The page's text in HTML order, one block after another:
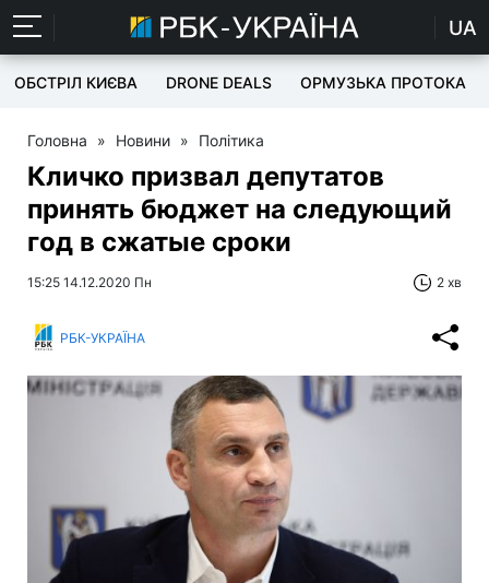
UA
ОБСТРІЛ КИЄВА DRONE DEALS ОРМУЗЬКА ПРОТОКА
Головна » Новини » Політика
Кличко призвал депутатов
принять бюджет на следующий
год в сжатые сроки
15:25 14.12.2020 Пн 2 хв
РБК-УКРАЇНА